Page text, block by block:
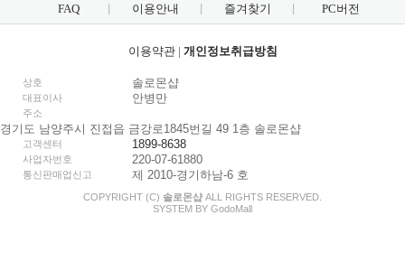
FAQ 이용안내 즐겨찾기 PC버전
이용약관| 개인정보취급방침
상호 솔로몬샵
대표이사 안병만
주소
경기도 남양주시 진접읍 금강로1845번길 49 1층 솔로몬샵
고객센터 1899-8638
사업자번호 220-07-61880
통신판매업신고 제 2010-경기하남-6 호
COPYRIGHT (C) 솔로몬샵 ALL RIGHTS RESERVED.
SYSTEM BY GodoMall